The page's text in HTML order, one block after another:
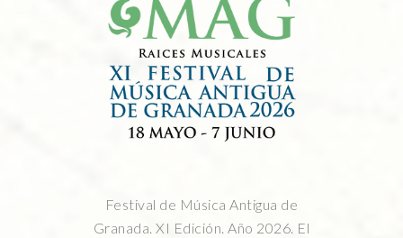
Festival de Música Antigua de
Granada. XI Edición. Año 2026. El